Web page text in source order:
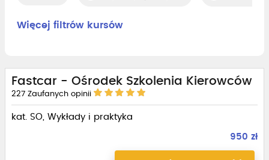
Więcej filtrów kursów
Fastcar - Ośrodek Szkolenia Kierowców
227 Zaufanych opinii
kat. SO, Wykłady i praktyka
950 zł